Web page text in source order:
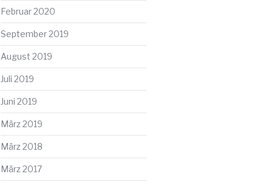
Februar 2020
September 2019
August 2019
Juli 2019
Juni 2019
März 2019
März 2018
März 2017